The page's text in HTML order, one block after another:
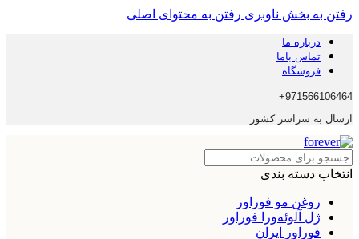
رفتن به بخش ناوبری رفتن به محتوای اصلی
درباره ما
تماس باما
فروشگاه
971566106464+
ارسال به سراسر کشور
انتخاب دسته بندی
روغن مو فوراور
ژل آلوئه‌ورا فوراور
فوراور ایران